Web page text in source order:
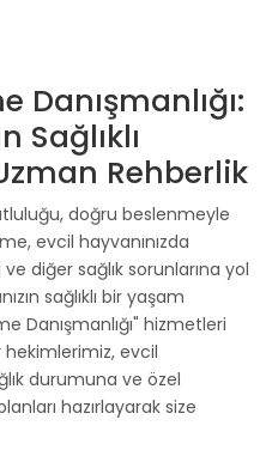
Danışmanlığı:
Sağlıklı
Rehberlik
doğru beslenmeyle
evcil hayvanınızda
diğer sağlık sorunlarına yol
sağlıklı bir yaşam
Danışmanlığı" hizmetleri
evcil
durumuna ve özel
hazırlayarak size